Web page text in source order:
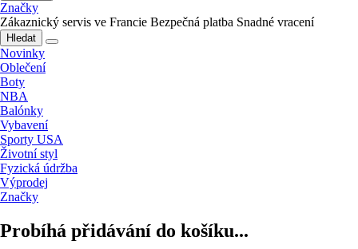
Značky
Zákaznický servis ve Francie Bezpečná platba Snadné vracení
Hledat
Novinky
Oblečení
Boty
NBA
Balónky
Vybavení
Sporty USA
Životní styl
Fyzická údržba
Výprodej
Značky
Probíhá přidávání do košíku...